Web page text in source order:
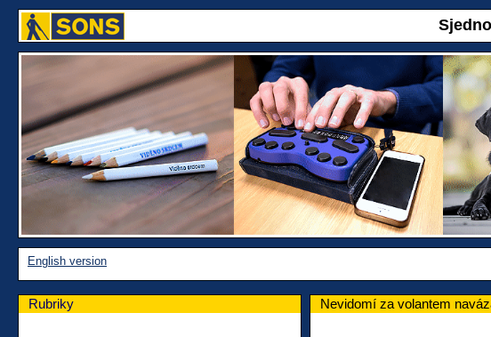
English version
Rubriky Nevidomí za volantem